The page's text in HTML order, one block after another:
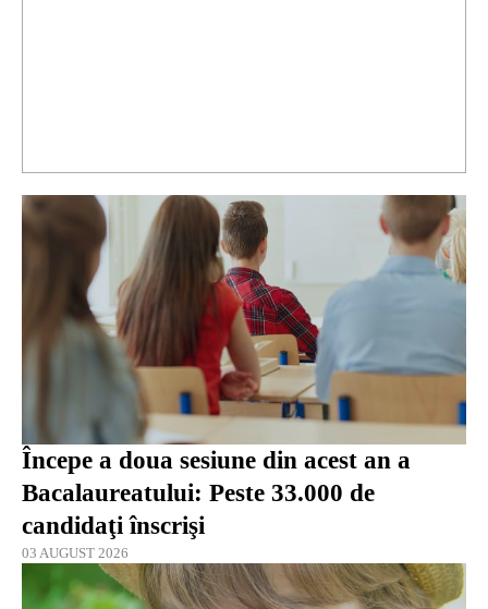
Începe a doua sesiune din acest an a
Bacalaureatului: Peste 33.000 de
candidaţi înscrişi
03 AUGUST 2026